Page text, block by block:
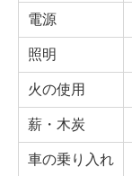
電源
照明
火の使用
薪・木炭
車の乗り入れ